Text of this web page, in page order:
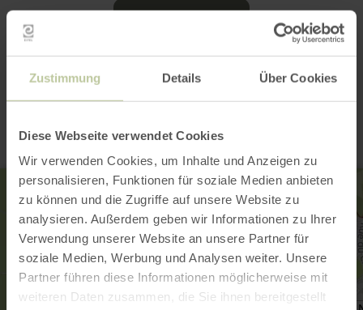
Zustimmung Details Über Cookies
Diese Webseite verwendet Cookies
Wir verwenden Cookies, um Inhalte und Anzeigen zu
personalisieren, Funktionen für soziale Medien anbieten
zu können und die Zugriffe auf unsere Website zu
analysieren. Außerdem geben wir Informationen zu Ihrer
Verwendung unserer Website an unsere Partner für
soziale Medien, Werbung und Analysen weiter. Unsere
Partner führen diese Informationen möglicherweise mit
weiteren Daten zusammen, die Sie ihnen bereitgestellt
Galerie öffnen
Kontakt